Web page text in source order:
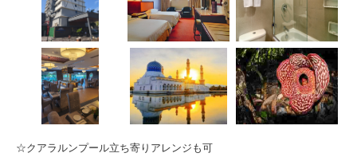
☆クアラルンプール立ち寄りアレンジも可